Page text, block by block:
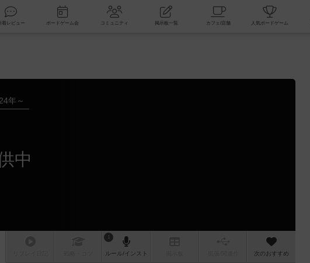
新着レビュー ボードゲーム会 コミュニティ 掲示板一覧 カフェ/店舗
年～
中
1
ルール/インスト 次のおすすめ